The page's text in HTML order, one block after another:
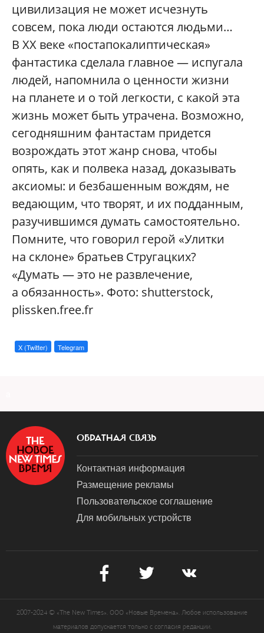
цивилизация не может исчезнуть
совсем, пока люди остаются людьми…
В ХХ веке «постапокалиптическая»
фантастика сделала главное — испугала
людей, напомнила о ценности жизни
на планете и о той легкости, с какой эта
жизнь может быть утрачена. Возможно,
сегодняшним фантастам придется
возрождать этот жанр снова, чтобы
опять, как и полвека назад, доказывать
аксиомы: и безбашенным вождям, не
ведающим, что творят, и их подданным,
разучившимся думать самостоятельно.
Помните, что говорил герой «Улитки
на склоне» братьев Стругацких?
«Думать — это не развлечение,
а обязанность». Фото: shutterstock,
plissken.free.fr
X (Twitter) Telegram
ОБРАТНАЯ СВЯЗЬ
Контактная информация
Размещение рекламы
Пользовательское соглашение
Для мобильных устройств
2007-2024 © «The New Times». ООО «Новые Времена». Любое использование
материалов допускается только с согласия редакции.